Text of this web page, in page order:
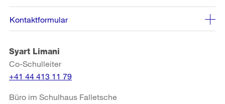
Kontaktformular
Syart Limani
Co-Schulleiter
+41 44 413 11 79
Büro im Schulhaus Falletsche